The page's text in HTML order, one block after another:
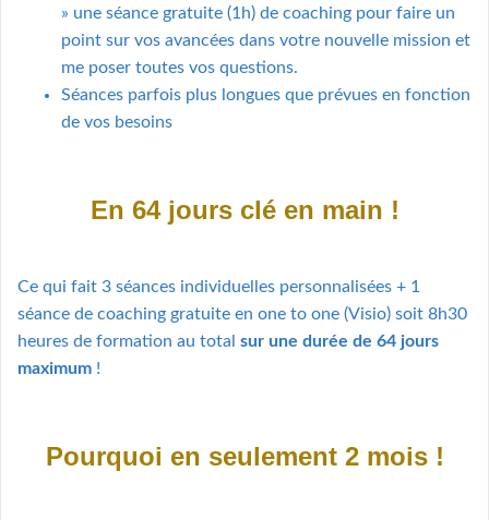
» une séance gratuite (1h) de coaching pour faire un
point sur vos avancées dans votre nouvelle mission et
me poser toutes vos questions.
Séances parfois plus longues que prévues en fonction
de vos besoins
En 64 jours clé en main !
Ce qui fait 3 séances individuelles personnalisées + 1
séance de coaching gratuite en one to one (Visio) soit 8h30
heures de formation au total sur une durée de 64 jours
maximum !
Pourquoi en seulement 2 mois !